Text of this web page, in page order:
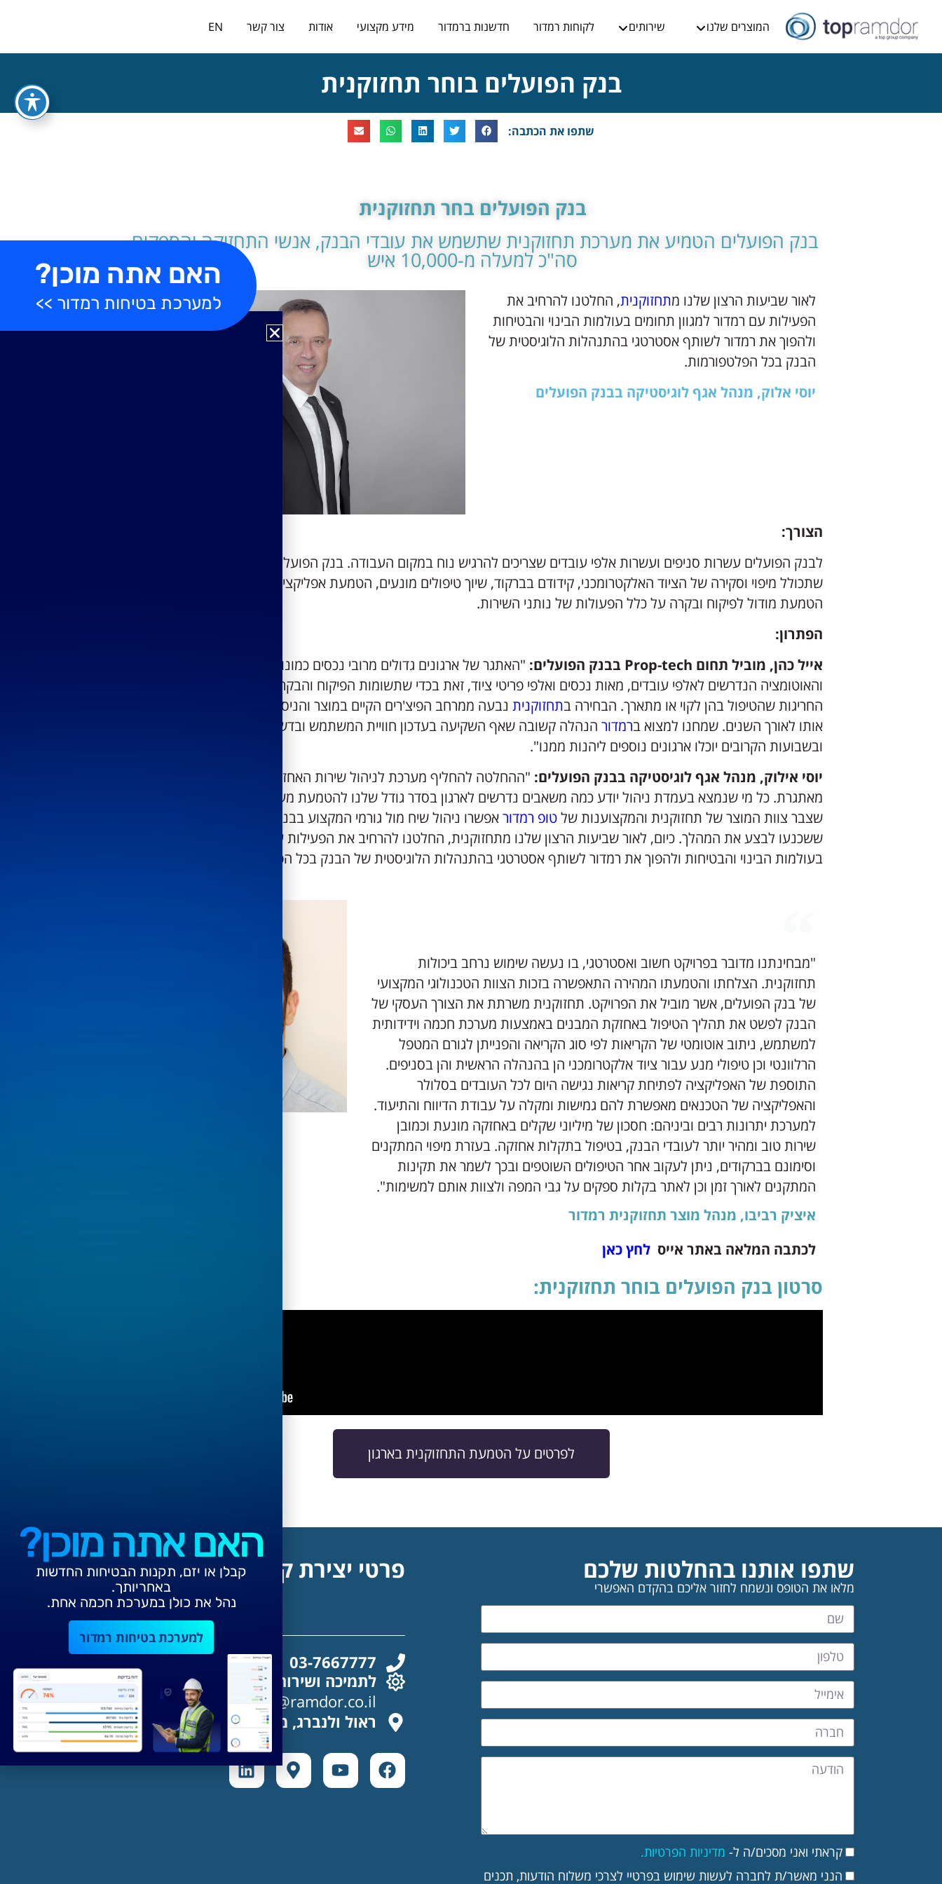
המוצרים שלנו שירותים לקוחות רמדור חדשנות ברמדור מידע מקצועי אודות צור קשר EN
בנק הפועלים בוחר תחזוקנית
שתפו את הכתבה:
בנק הפועלים בחר תחזוקנית
בנק הפועלים הטמיע את מערכת תחזוקנית שתשמש את עובדי הבנק, אנשי התחזוקה והספקים,
סה"כ למעלה מ-10,000 איש
לאור שביעות הרצון שלנו מתחזוקנית, החלטנו להרחיב את
הפעילות עם רמדור למגוון תחומים בעולמות הבינוי והבטיחות
ולהפוך את רמדור לשותף אסטרטגי בהתנהלות הלוגיסטית של
הבנק בכל הפלטפורמות.
יוסי אלוק, מנהל אגף לוגיסטיקה בבנק הפועלים
הצורך:
לבנק הפועלים עשרות סניפים ועשרות אלפי עובדים שצריכים להרגיש נוח במקום העבודה. בנק הפועלים חיפש מערכת אחזקה
שתכולל מיפוי וסקירה של הציוד האלקטרומכני, קידודם בברקוד, שיוך טיפולים מונעים, הטמעת אפליקציה לפתיחת קריאות שירות וכן
הטמעת מודול לפיקוח ובקרה על כלל הפעולות של נותני השירות.
הפתרון:
אייל כהן, מוביל תחום Prop-tech בבנק הפועלים:
"האתגר של ארגונים גדולים מרובי נכסים כמונו הוא לדייק את תהליכי הטיפול
והאוטומציה הנדרשים לאלפי עובדים, מאות נכסים ואלפי פריטי ציוד, זאת בכדי שתשומות הפיקוח והבקרה שלנו יתמקדו רק בקריאות
החריגות שהטיפול בהן לקוי או מתארך. הבחירה בתחזוקנית נבעה ממרחב הפיצ'רים הקיים במוצר והניסיון המצטבר של הצוות המלווה
אותו לאורך השנים. שמחנו למצוא ברמדור הנהלה קשובה שאף השקיעה בעדכון חוויית המשתמש ובדשבורד הבקרה של המוצר
ובשבועות הקרובים יוכלו ארגונים נוספים ליהנות ממנו".
יוסי אילוק, מנהל אגף לוגיסטיקה בבנק הפועלים: "ההחלטה להחליף מערכת לניהול שירות האחזקה לעובדי הבנק הייתה
מאתגרת. כל מי שנמצא בעמדת ניהול יודע כמה משאבים נדרשים לארגון בסדר גודל שלנו להטמעת מערכת חדשה. הניסיון הרב
שצבר צוות המוצר של תחזוקנית והמקצוענות שלטופ רמדוראפשרו ניהול שיח מול גורמי המקצוע בבנק, לרבות צוות הסייבר והם
ששכנעו לבצע את המהלך. כיום, לאור שביעות הרצון שלנו מתחזוקנית, החלטנו להרחיב את הפעילות עם רמדור למגוון תחומים
בעולמות הבינוי והבטיחות ולהפוך את רמדור לשותף אסטרטגי בהתנהלות הלוגיסטית של הבנק בכל הפלטפורמות".
"מבחינתנו מדובר בפרויקט חשוב ואסטרטגי, בו נעשה שימוש נרחב ביכולות
תחזוקנית. הצלחתו והטמעתו המהירה התאפשרה בזכות הצוות הטכנולוגי המקצועי
של בנק הפועלים, אשר מוביל את הפרויקט. תחזוקנית משרתת את הצורך העסקי של
הבנק לפשט את תהליך הטיפול באחזקת המבנים באמצעות מערכת חכמה וידידותית
למשתמש, ניתוב אוטומטי של הקריאות לפי סוג הקריאה והפנייתן לגורם המטפל
הרלוונטי וכן טיפולי מנע עבור ציוד אלקטרומכני הן בהנהלה הראשית והן בסניפים.
התוספת של האפליקציה לפתיחת קריאות נגישה היום לכל העובדים בסלולר
והאפליקציה של הטכנאים מאפשרת להם גמישות ומקלה על עבודת הדיווח והתיעוד.
למערכת יתרונות רבים וביניהם: חסכון של מיליוני שקלים באחזקה מונעת וכמובן
שירות טוב ומהיר יותר לעובדי הבנק, בטיפול בתקלות אחזקה. בעזרת מיפוי המתקנים
וסימונם בברקודים, ניתן לעקוב אחר הטיפולים השוטפים ובכך לשמר את תקינות
המתקנים לאורך זמן וכן לאתר בקלות ספקים על גבי המפה ולצוות אותם למשימות".
איציק רביבו, מנהל מוצר תחזוקנית רמדור
לכתבה המלאה באתר אייס לחץ כאן
סרטון בנק הפועלים בוחר תחזוקנית:
לפרטים על הטמעת התחזוקנית בארגון
שתפו אותנו בהחלטות שלכם
מלאו את הטופס ונשמח לחזור אליכם בהקדם האפשרי
קראתי ואני מסכים/ה ל- מדיניות הפרטיות.
הנני מאשר/ת לחברה לעשות שימוש בפרטיי לצרכי משלוח הודעות, תכנים
פרטי יצירת קשר
03-7667777
לתמיכה ושירות לקוחות:
Support@ramdor.co.il
ראול ולנברג, מגדלי זיו תל אביב
האם אתה מוכן?
למערכת בטיחות רמדור >>
האם אתה מוכן?
קבלן או יזם, תקנות הבטיחות החדשות
באחריותך.
נהל את כולן במערכת חכמה אחת.
למערכת בטיחות רמדור